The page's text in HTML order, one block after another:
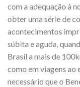
com a adequação à
obter uma série de
acontecimentos
súbita e aguda,
Brasil a mais de
como em viagens ao
necessário que o